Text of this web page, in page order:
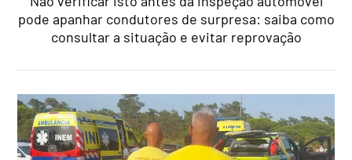
pode apanhar condutores de surpresa: saiba como
consultar a situação e evitar reprovação